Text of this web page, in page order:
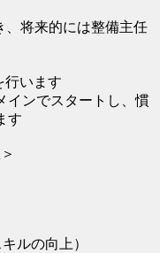
将来的には整備主任
行います
インでスタートし、慣
す
ルの向上）